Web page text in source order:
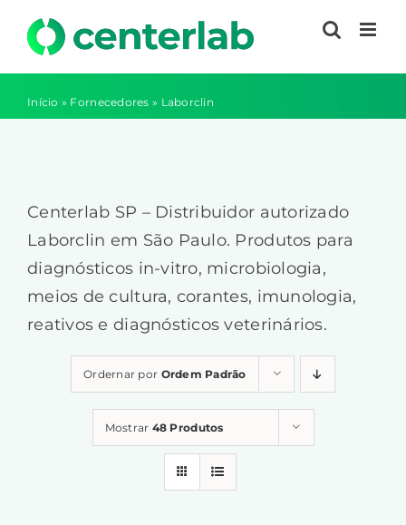
para
o
conteúdo
Início » Fornecedores » Laborclin
Centerlab SP – Distribuidor autorizado
Laborclin em São Paulo. Produtos para
diagnósticos in-vitro, microbiologia,
meios de cultura, corantes, imunologia,
reativos e diagnósticos veterinários.
Ordernar por Ordem Padrão
Mostrar 48 Produtos